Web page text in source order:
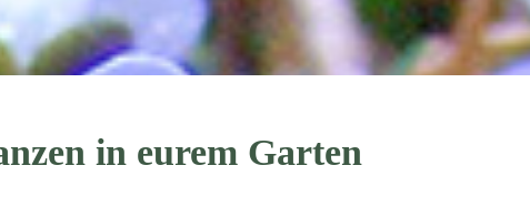
in eurem Garten